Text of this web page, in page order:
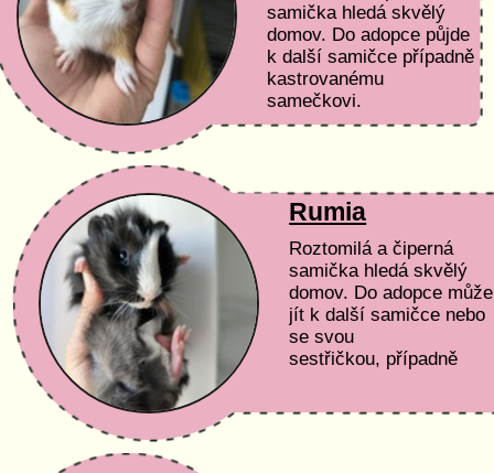
samička hledá skvělý
domov. Do adopce půjde
k další samičce případně
kastrovanému
samečkovi.
Rumia
Roztomilá a čiperná
samička hledá skvělý
domov. Do adopce může
jít k další samičce nebo
se svou
sestřičkou, případně